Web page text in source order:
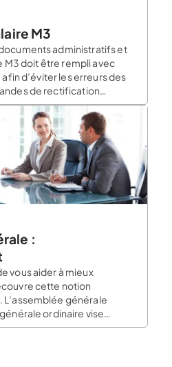
M3
administratifs et
M3 doit être rempli avec
d’éviter les erreurs des
de rectification
article nous décrivons ce
version utiliser ainsi que
un formulaire M3 ?
:
vous aider à mieux
cette notion
générale
ordinaire vise
quant à la gestion